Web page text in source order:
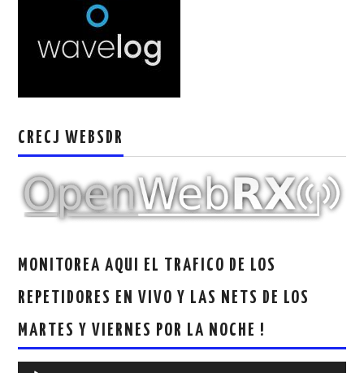
WAVELOG
AUTENTIFICACIÓN DE MIEMBROS DEL
CRECJ
MUMLA APP ( MUY FÁCIL )
CRECJ WEBSDR
MONITOREA AQUI EL TRAFICO DE LOS
REPETIDORES EN VIVO Y LAS NETS DE LOS
MARTES Y VIERNES POR LA NOCHE !
Reproductor